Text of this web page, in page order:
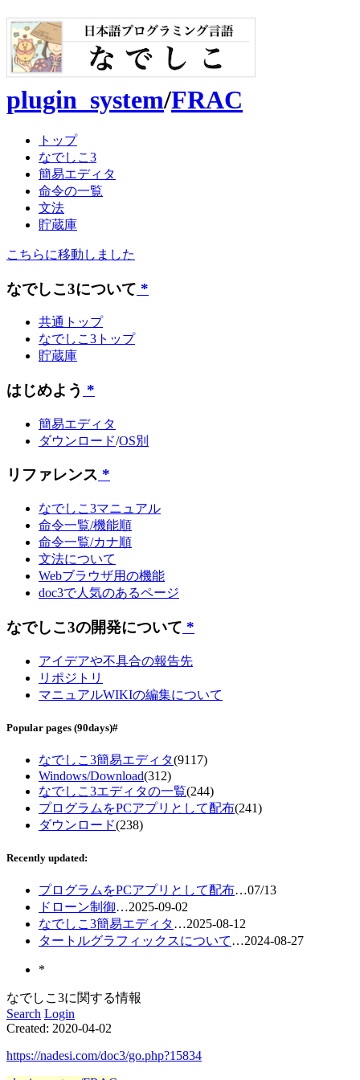
plugin_system/FRAC
トップ
なでしこ3
簡易エディタ
命令の一覧
文法
貯蔵庫
こちらに移動しました
なでしこ3について *
共通トップ
なでしこ3トップ
貯蔵庫
はじめよう *
簡易エディタ
ダウンロード/OS別
リファレンス *
なでしこ3マニュアル
命令一覧/機能順
命令一覧/カナ順
文法について
Webブラウザ用の機能
doc3で人気のあるページ
なでしこ3の開発について *
アイデアや不具合の報告先
リポジトリ
マニュアルWIKIの編集について
Popular pages (90days)#
なでしこ3簡易エディタ(9117)
Windows/Download(312)
なでしこ3エディタの一覧(244)
プログラムをPCアプリとして配布(241)
ダウンロード(238)
Recently updated:
プログラムをPCアプリとして配布…07/13
ドローン制御…2025-09-02
なでしこ3簡易エディタ…2025-08-12
タートルグラフィックスについて…2024-08-27
*
なでしこ3に関する情報
Search Login
Created: 2020-04-02
https://nadesi.com/doc3/go.php?15834